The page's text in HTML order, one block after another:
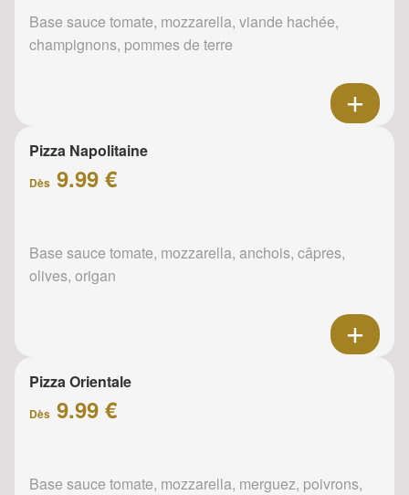
Base sauce tomate, mozzarella, viande hachée,
champignons, pommes de terre
Pizza Napolitaine
Dès 9.99 €
Base sauce tomate, mozzarella, anchois, câpres,
olives, origan
Pizza Orientale
Dès 9.99 €
Base sauce tomate, mozzarella, merguez, poivrons,